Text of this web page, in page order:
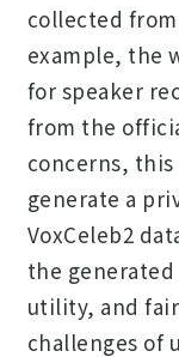
collected
example, the
for speaker
from the
concerns,
generate a
VoxCeleb2
the
utility, and
challenges of